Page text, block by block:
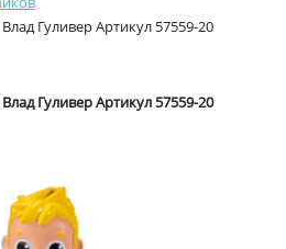
Гуливер Артикул 57559-20
Гуливер Артикул 57559-20